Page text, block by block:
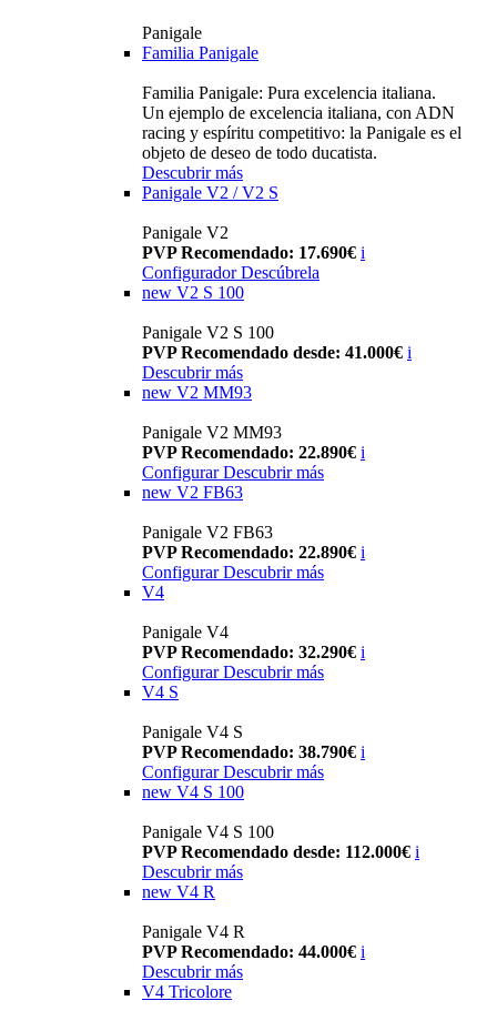
Panigale
Familia Panigale
Familia Panigale: Pura excelencia italiana.
Un ejemplo de excelencia italiana, con ADN
racing y espíritu competitivo: la Panigale es el
objeto de deseo de todo ducatista.
Descubrir más
Panigale V2 / V2 S
Panigale V2
PVP Recomendado: 17.690€ i
Configurador Descúbrela
new V2 S 100
Panigale V2 S 100
PVP Recomendado desde: 41.000€ i
Descubrir más
new V2 MM93
Panigale V2 MM93
PVP Recomendado: 22.890€ i
Configurar Descubrir más
new V2 FB63
Panigale V2 FB63
PVP Recomendado: 22.890€ i
Configurar Descubrir más
V4
Panigale V4
PVP Recomendado: 32.290€ i
Configurar Descubrir más
V4 S
Panigale V4 S
PVP Recomendado: 38.790€ i
Configurar Descubrir más
new V4 S 100
Panigale V4 S 100
PVP Recomendado desde: 112.000€ i
Descubrir más
new V4 R
Panigale V4 R
PVP Recomendado: 44.000€ i
Descubrir más
V4 Tricolore